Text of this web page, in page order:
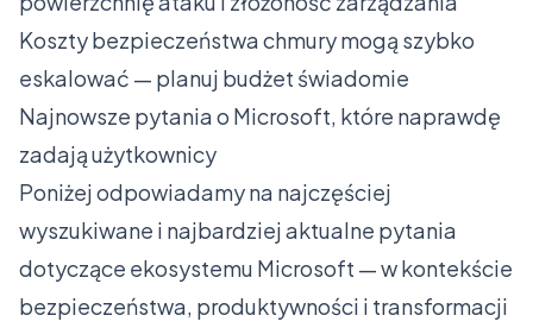
Koszty bezpieczeństwa chmury mogą szybko
eskalować — planuj budżet świadomie
Najnowsze pytania o Microsoft, które naprawdę
zadają użytkownicy
Poniżej odpowiadamy na najczęściej
wyszukiwane i najbardziej aktualne pytania
dotyczące ekosystemu Microsoft — w kontekście
bezpieczeństwa, produktywności i transformacji